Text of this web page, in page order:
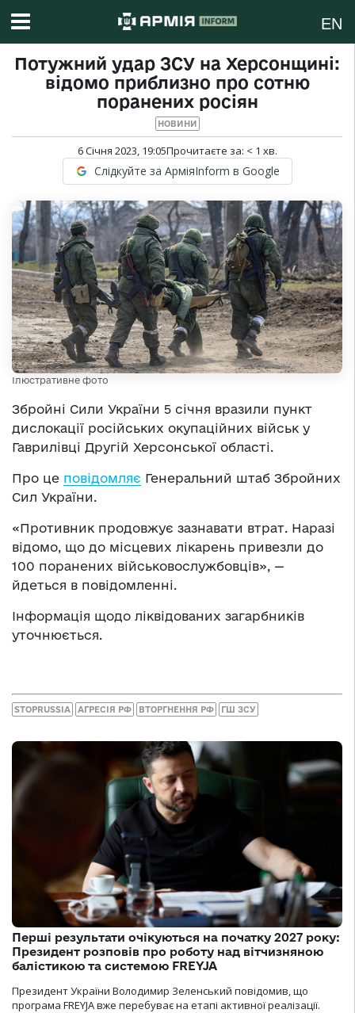
EN
Потужний удар ЗСУ на Херсонщині:
відомо приблизно про сотню
поранених росіян
НОВИНИ
6 Січня 2023, 19:05Прочитаєте за: < 1 хв.
Слідкуйте за АрміяInform в Google
Ілюстративне фото
Збройні Сили України 5 січня вразили пункт
дислокації російських окупаційних військ у
Гаврилівці Другій Херсонської області.
Про це повідомляє Генеральний штаб Збройних
Сил України.
«Противник продовжує зазнавати втрат. Наразі
відомо, що до місцевих лікарень привезли до
100 поранених військовослужбовців», —
йдеться в повідомленні.
Інформація щодо ліквідованих загарбників
уточнюється.
STOPRUSSIA АГРЕСІЯ РФ ВТОРГНЕННЯ РФ ГШ ЗСУ
Перші результати очікуються на початку 2027 року:
Президент розповів про роботу над вітчизняною
балістикою та системою FREYJA
Президент України Володимир Зеленський повідомив, що
програма FREYJA вже перебуває на етапі активної реалізації.